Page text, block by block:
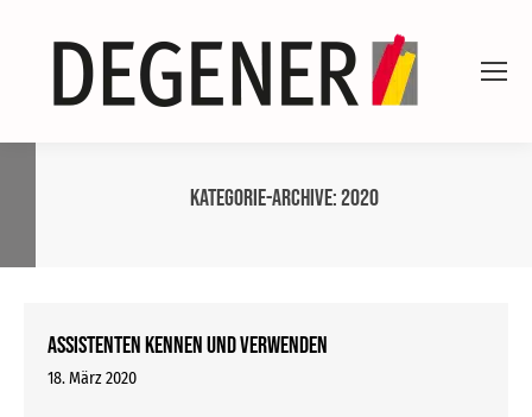
Kategorie-Archive:2020
Assistenten kennen und verwenden
18. März 2020